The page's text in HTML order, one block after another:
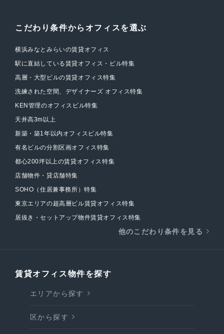
こだわり条件からオフィスを選ぶ
横浜みなとみらいの賃貸オフィス
駅に直結している賃貸オフィス・ビル特集
高層・大型ビルの賃貸オフィス特集
洗練された空間、デザイナーズ オフィス特集
KEN管理のオフィスビル特集
天井高3m以上
新築・築1年以内オフィスビル特集
有名ビルの分割区画オフィス特集
都心200坪以上の賃貸オフィス特集
店舗物件・貸店舗特集
SOHO（住居兼事務所）特集
東京エリアの超高層ビル賃貸オフィス特集
居抜き・セットアップ物件賃貸オフィス特集
他のこだわり条件を見る
賃貸オフィス物件を探す
エリアから探す
区から探す